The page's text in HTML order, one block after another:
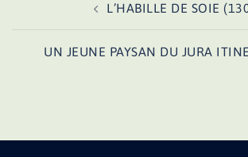
L’HABILLE DE SOIE
UN JEUNE PAYSAN DU JURA